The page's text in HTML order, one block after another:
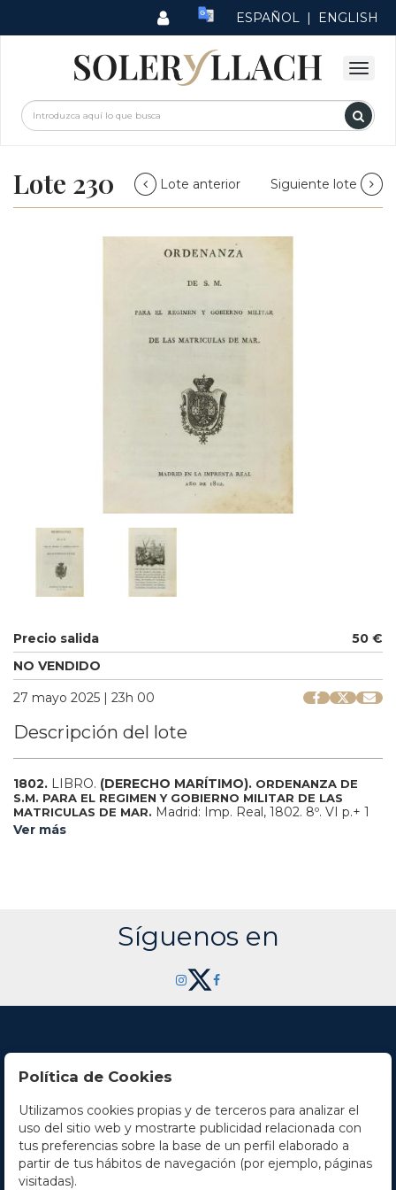
ESPAÑOL | ENGLISH
Lote 230 Lote anterior Siguiente lote
Precio salida
50 €
NO VENDIDO
27 mayo 2025 | 23h 00
Descripción del lote
1802. LIBRO. (DERECHO MARÍTIMO). ORDENANZA DE
S.M. PARA EL REGIMEN Y GOBIERNO MILITAR DE LAS
MATRICULAS DE MAR. Madrid: Imp. Real, 1802. 8º. VI p.+ 1
h. + 281 p.+ 1 h. Texto con apostillas marginales manuscritas.
Ver más
Síguenos en
Contacto
Horario
La empresa
Política de Cookies
Utilizamos cookies propias y de terceros para analizar el
uso del sitio web y mostrarte publicidad relacionada con
tus preferencias sobre la base de un perfil elaborado a
partir de tus hábitos de navegación (por ejemplo, páginas
visitadas).